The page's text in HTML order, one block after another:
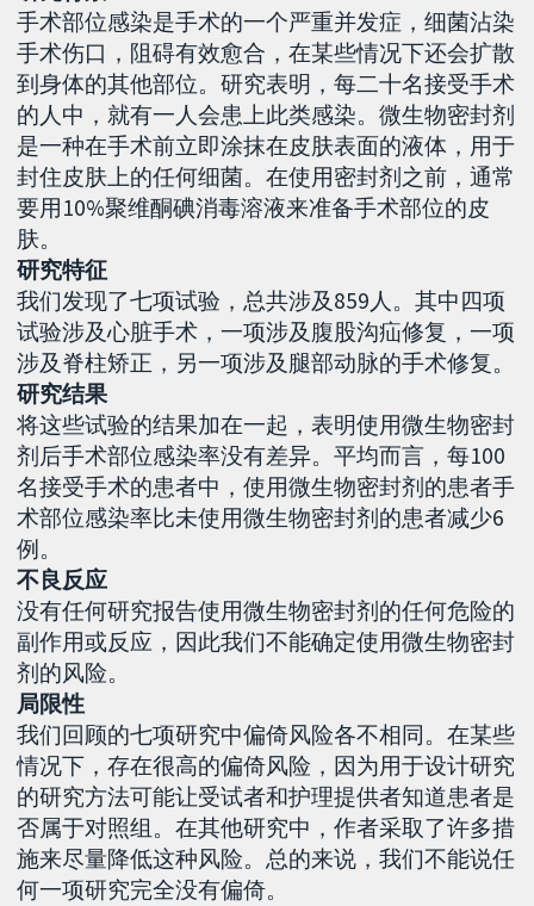
手术部位感染是手术的一个严重并发症，细菌沾染
手术伤口，阻碍有效愈合，在某些情况下还会扩散
到身体的其他部位。研究表明，每二十名接受手术
的人中，就有一人会患上此类感染。微生物密封剂
是一种在手术前立即涂抹在皮肤表面的液体，用于
封住皮肤上的任何细菌。在使用密封剂之前，通常
要用10%聚维酮碘消毒溶液来准备手术部位的皮
肤。
研究特征
我们发现了七项试验，总共涉及859人。其中四项
试验涉及心脏手术，一项涉及腹股沟疝修复，一项
涉及脊柱矫正，另一项涉及腿部动脉的手术修复。
研究结果
将这些试验的结果加在一起，表明使用微生物密封
剂后手术部位感染率没有差异。平均而言，每100
名接受手术的患者中，使用微生物密封剂的患者手
术部位感染率比未使用微生物密封剂的患者减少6
例。
不良反应
没有任何研究报告使用微生物密封剂的任何危险的
副作用或反应，因此我们不能确定使用微生物密封
剂的风险。
局限性
我们回顾的七项研究中偏倚风险各不相同。在某些
情况下，存在很高的偏倚风险，因为用于设计研究
的研究方法可能让受试者和护理提供者知道患者是
否属于对照组。在其他研究中，作者采取了许多措
施来尽量降低这种风险。总的来说，我们不能说任
何一项研究完全没有偏倚。